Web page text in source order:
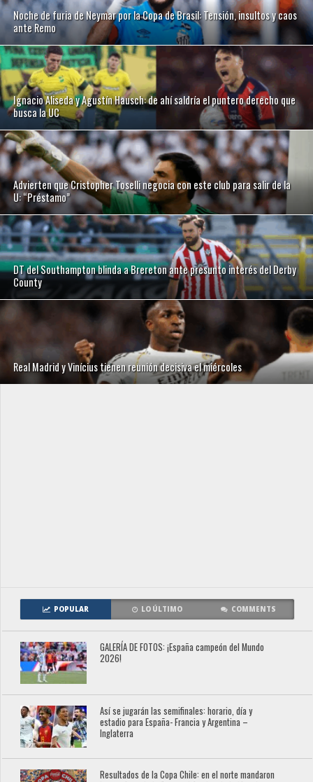
Noche de furia de Neymar por la Copa de Brasil: Tensión, insultos y caos
ante Remo
Ignacio Aliseda y Agustín Hausch: de ahí saldría el puntero derecho que
busca la UC
Advierten que Cristopher Toselli negocia con este club para salir de la
U: “Préstamo”
DT del Southampton blinda a Brereton ante presunto interés del Derby
County
Real Madrid y Vinícius tienen reunión decisiva el miércoles
POPULAR LO ÚLTIMO COMMENTS
GALERÍA DE FOTOS: ¡España campeón del Mundo
2026!
Así se jugarán las semifinales: horario, día y
estadio para España- Francia y Argentina –
Inglaterra
Resultados de la Copa Chile: en el norte mandaron